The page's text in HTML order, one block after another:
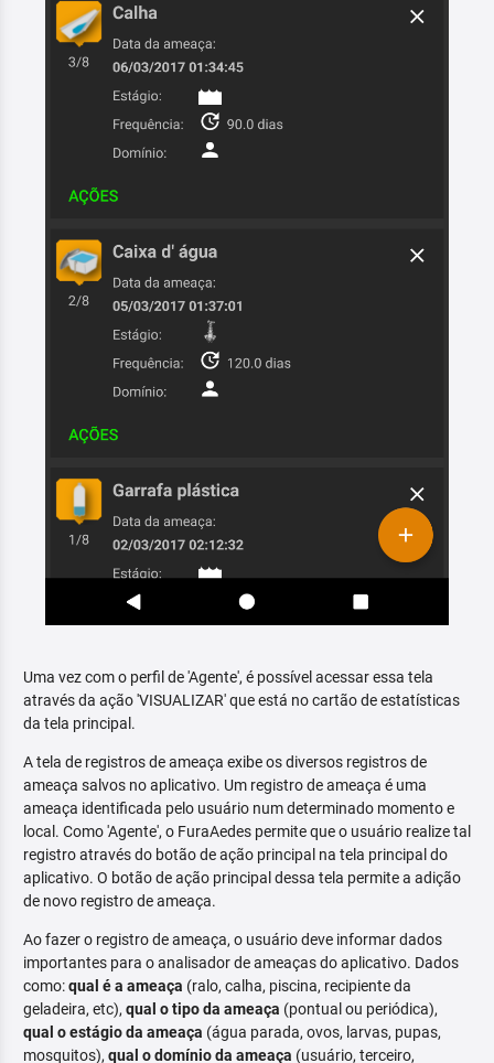
Uma vez com o perfil de 'Agente', é possível acessar essa tela
através da ação 'VISUALIZAR' que está no cartão de estatísticas
da tela principal.
A tela de registros de ameaça exibe os diversos registros de
ameaça salvos no aplicativo. Um registro de ameaça é uma
ameaça identificada pelo usuário num determinado momento e
local. Como 'Agente', o FuraAedes permite que o usuário realize tal
registro através do botão de ação principal na tela principal do
aplicativo. O botão de ação principal dessa tela permite a adição
de novo registro de ameaça.
Ao fazer o registro de ameaça, o usuário deve informar dados
importantes para o analisador de ameaças do aplicativo. Dados
como:qual é a ameaça (ralo, calha, piscina, recipiente da
geladeira, etc), qual o tipo da ameaça (pontual ou periódica),
qual o estágio da ameaça (água parada, ovos, larvas, pupas,
mosquitos), qual o domínio da ameaça (usuário, terceiro,